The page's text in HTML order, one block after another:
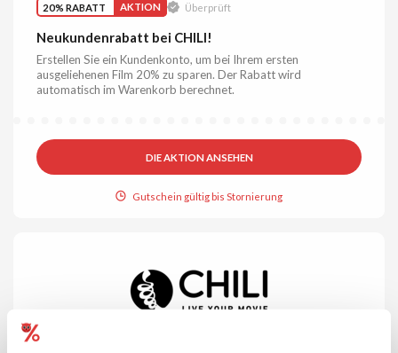
20% RABATT AKTION Überprüft
Neukundenrabatt bei CHILI!
Erstellen Sie ein Kundenkonto, um bei Ihrem ersten
ausgeliehenen Film 20% zu sparen. Der Rabatt wird
automatisch im Warenkorb berechnet.
DIE AKTION ANSEHEN
Gutschein gültig bis Stornierung